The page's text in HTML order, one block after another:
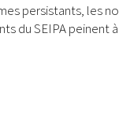
persistants, les
du SEIPA peinent à